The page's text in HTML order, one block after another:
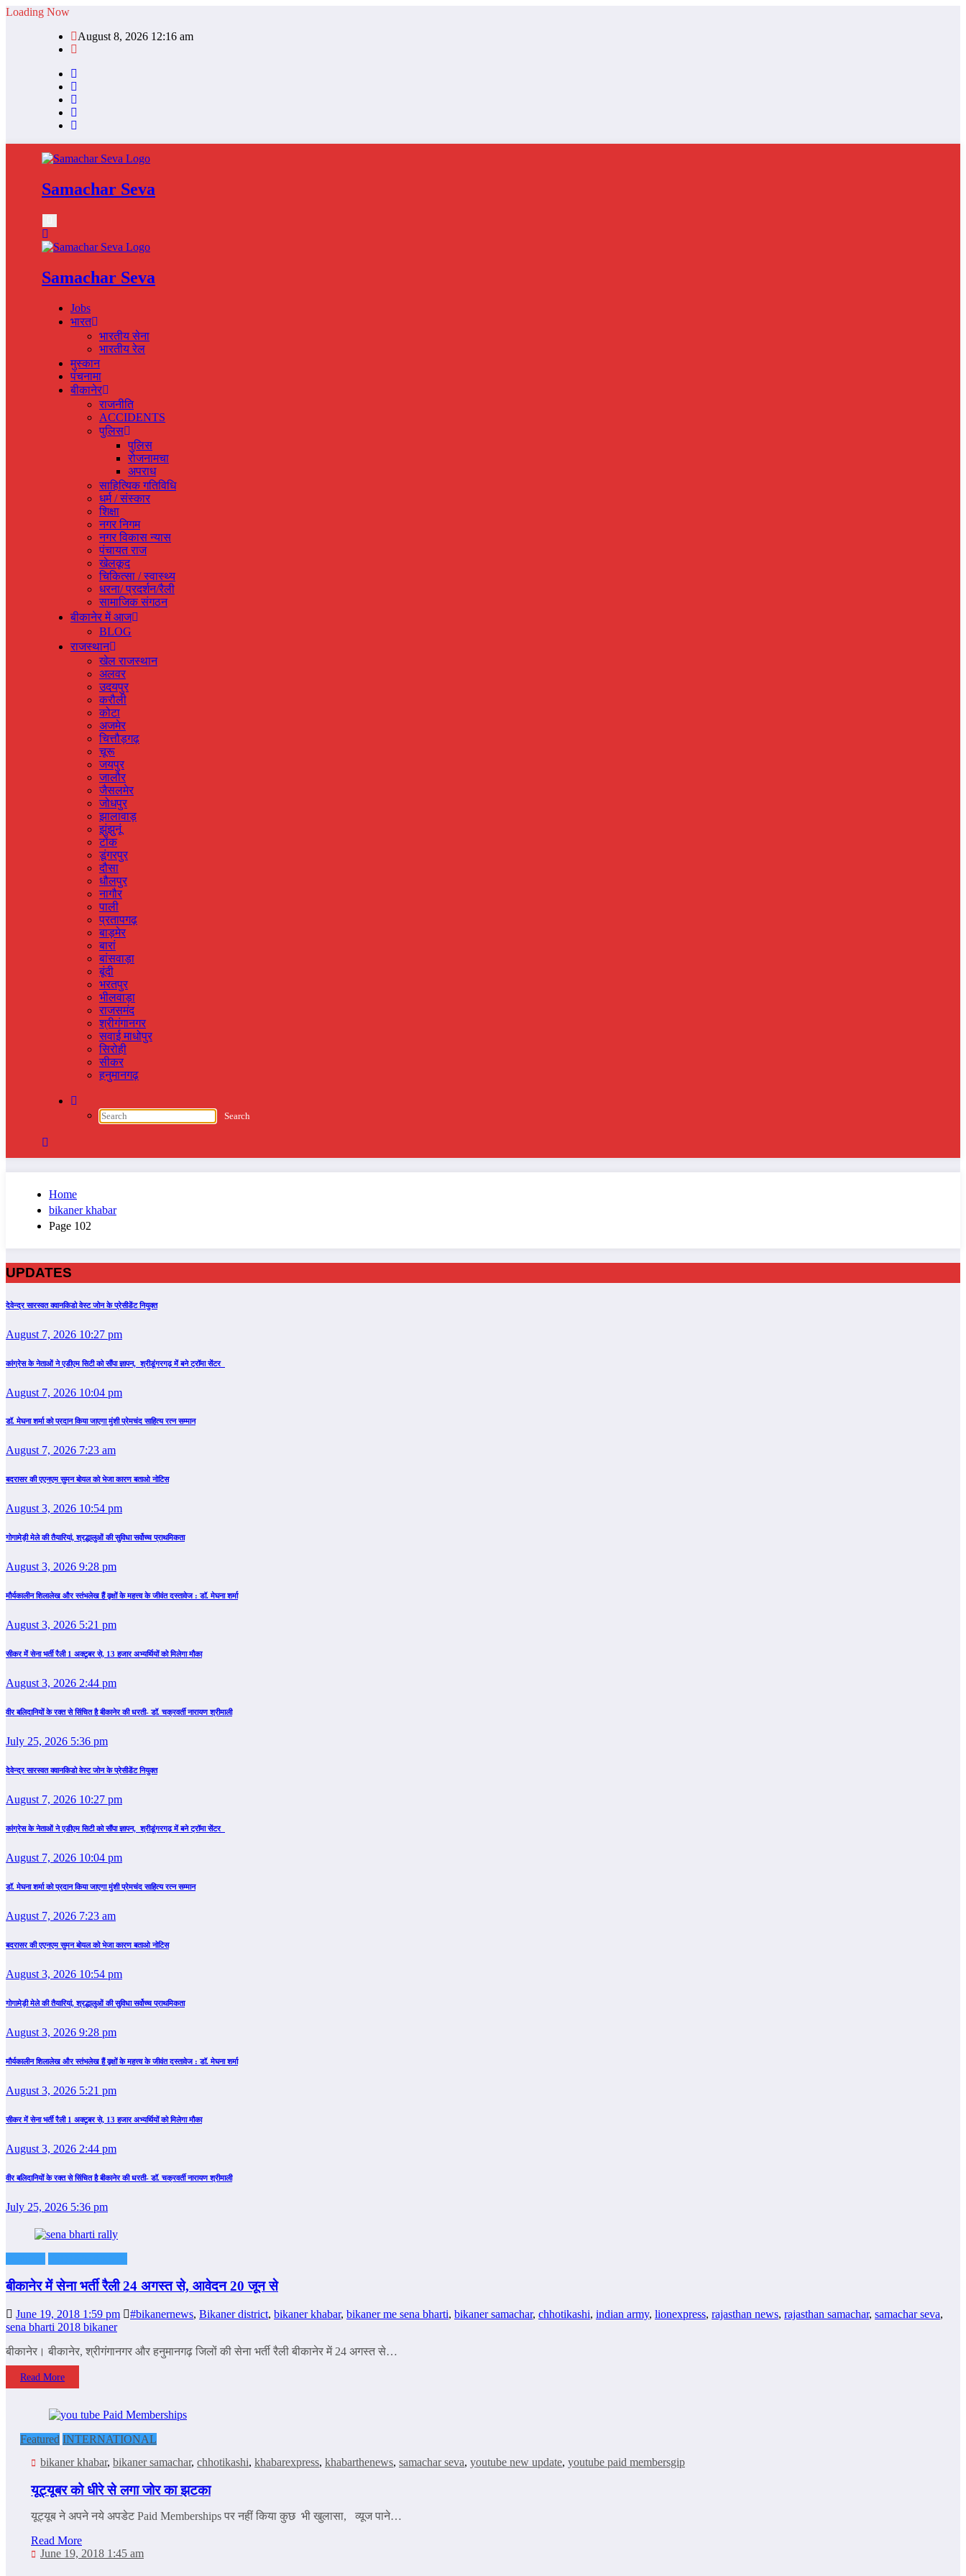
Skip
Loading Now
August 8, 2026 12:16 am
Samachar Seva
Samachar Seva
Jobs
भारत
भारतीय सेना
भारतीय रेल
मुस्‍कान
पंचनामा
बीकानेर
राजनीति
ACCIDENTS
पुलिस
पुलिस
रोजनामचा
अपराध
साहित्यिक गतिविधि
धर्म / संस्‍कार
शिक्षा
नगर निगम
नगर विकास न्‍यास
पंचायत राज
खेलकूद
चिकित्‍सा / स्‍वास्‍थ्‍य
धरना/ प्रदर्शन/रैली
सामाजिक संगठन
बीकानेर में आज
BLOG
राजस्‍थान
खेल राजस्‍थान
अलवर
उदयपुर
करौली
कोटा
अजमेर
चित्तौड़गढ़
चूरू
जयपुर
जालौर
जैसलमेर
जोधपुर
झालावाड़
झुंझुनूं
टोंक
डूंगरपुर
दौसा
धौलपुर
नागौर
पाली
प्रतापगढ़
बाड़मेर
बारां
बांसवाड़ा
बूंदी
भरतपुर
भीलवाड़ा
राजसमंद
श्रीगंगानगर
सवाई माधोपुर
सिरोही
सीकर
हनुमानगढ़
Home
bikaner khabar
Page 102
UPDATES
देवेन्द्र सारस्वत क्वानकिडो वेस्ट जोन के प्रेसीडेंट नियुक्त
August 7, 2026 10:27 pm
कांग्रेस के नेताओं ने एडीएम सिटी को सौंपा ज्ञापन, श्रीडूंगरगढ़ में बने ट्रॉमा सेंटर
August 7, 2026 10:04 pm
डॉ. मेघना शर्मा को प्रदान किया जाएगा मुंशी प्रेमचंद साहित्य रत्न सम्‍मान
August 7, 2026 7:23 am
बदरासर की एएनएम सुमन बोयल को भेजा कारण बताओ नोटिस
August 3, 2026 10:54 pm
गोगामेड़ी मेले की तैयारियां, श्रद्धालुओं की सुविधा सर्वोच्च प्राथमिकता
August 3, 2026 9:28 pm
मौर्यकालीन शिलालेख और स्तंभलेख हैं वृक्षों के महत्त्व के जीवंत दस्तावेज : डॉ. मेघना शर्मा
August 3, 2026 5:21 pm
सीकर में सेना भर्ती रैली 1 अक्टूबर से, 13 हजार अभ्यर्थियों को मिलेगा मौका
August 3, 2026 2:44 pm
वीर बलिदानियों के रक्त से सिंचित है बीकानेर की धरती- डॉ. चक्रवर्ती नारायण श्रीमाली
July 25, 2026 5:36 pm
देवेन्द्र सारस्वत क्वानकिडो वेस्ट जोन के प्रेसीडेंट नियुक्त
August 7, 2026 10:27 pm
कांग्रेस के नेताओं ने एडीएम सिटी को सौंपा ज्ञापन, श्रीडूंगरगढ़ में बने ट्रॉमा सेंटर
August 7, 2026 10:04 pm
डॉ. मेघना शर्मा को प्रदान किया जाएगा मुंशी प्रेमचंद साहित्य रत्न सम्‍मान
August 7, 2026 7:23 am
बदरासर की एएनएम सुमन बोयल को भेजा कारण बताओ नोटिस
August 3, 2026 10:54 pm
गोगामेड़ी मेले की तैयारियां, श्रद्धालुओं की सुविधा सर्वोच्च प्राथमिकता
August 3, 2026 9:28 pm
मौर्यकालीन शिलालेख और स्तंभलेख हैं वृक्षों के महत्त्व के जीवंत दस्तावेज : डॉ. मेघना शर्मा
August 3, 2026 5:21 pm
सीकर में सेना भर्ती रैली 1 अक्टूबर से, 13 हजार अभ्यर्थियों को मिलेगा मौका
August 3, 2026 2:44 pm
वीर बलिदानियों के रक्त से सिंचित है बीकानेर की धरती- डॉ. चक्रवर्ती नारायण श्रीमाली
July 25, 2026 5:36 pm
बीकानेर में सेना भर्ती रैली 24 अगस्त से, आवेदन 20 जून से
June 19, 2018 1:59 pm #bikanernews, Bikaner district, bikaner khabar, bikaner me sena bharti, bikaner samachar, chhotikashi, indian army, lionexpress, rajasthan news, rajasthan samachar, samachar seva,
sena bharti 2018 bikaner
बीकानेर। बीकानेर, श्रीगंगानगर और हनुमानगढ़ जिलों की सेना भर्ती रैली बीकानेर में 24 अगस्त से…
Read More
Featured INTERNATIONAL
bikaner khabar, bikaner samachar, chhotikashi, khabarexpress, khabarthenews, samachar seva, youtube new update, youtube paid membersgip
यूट्यूबर को धीरे से लगा जोर का झटका
यूट्यूब ने अपने नये अपडेट Paid Memberships पर नहीं किया कुछ भी खुलासा, व्यूज पाने…
Read More
June 19, 2018 1:45 am